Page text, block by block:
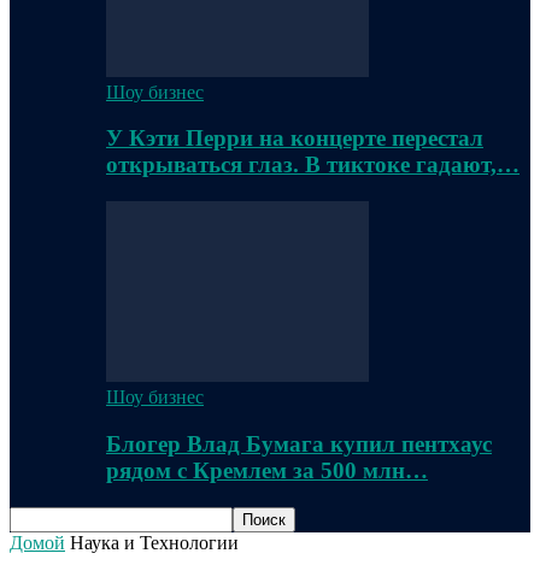
Шоу бизнес
У Кэти Перри на концерте перестал
открываться глаз. В тиктоке гадают,…
Шоу бизнес
Блогер Влад Бумага купил пентхаус
рядом с Кремлем за 500 млн…
Домой Наука и Технологии